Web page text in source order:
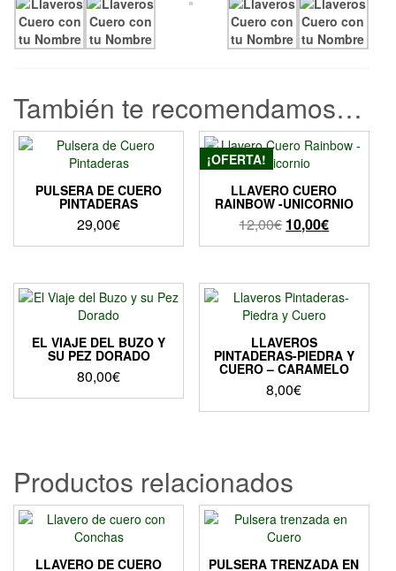
También te recomendamos…
PULSERA DE CUERO
PINTADERAS
29,00€
¡OFERTA!
LLAVERO CUERO
RAINBOW -UNICORNIO
12,00€ El
precio
era:
12,00€.
10,00€El
precio
es:
10,00€.
EL VIAJE DEL BUZO Y
SU PEZ DORADO
80,00€
LLAVEROS
PINTADERAS-PIEDRA Y
CUERO – CARAMELO
8,00€
Productos relacionados
LLAVERO DE CUERO PULSERA TRENZADA EN